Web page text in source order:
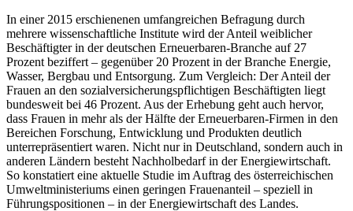
In einer 2015 erschienenen umfangreichen Befragung durch
mehrere wissenschaftliche Institute wird der Anteil weiblicher
Beschäftigter in der deutschen Erneuerbaren-Branche auf 27
Prozent beziffert – gegenüber 20 Prozent in der Branche Energie,
Wasser, Bergbau und Entsorgung. Zum Vergleich: Der Anteil der
Frauen an den sozialversicherungspflichtigen Beschäftigten liegt
bundesweit bei 46 Prozent. Aus der Erhebung geht auch hervor,
dass Frauen in mehr als der Hälfte der Erneuerbaren-Firmen in den
Bereichen Forschung, Entwicklung und Produkten deutlich
unterrepräsentiert waren. Nicht nur in Deutschland, sondern auch in
anderen Ländern besteht Nachholbedarf in der Energiewirtschaft.
So konstatiert eine aktuelle Studie im Auftrag des österreichischen
Umweltministeriums einen geringen Frauenanteil – speziell in
Führungspositionen – in der Energiewirtschaft des Landes.